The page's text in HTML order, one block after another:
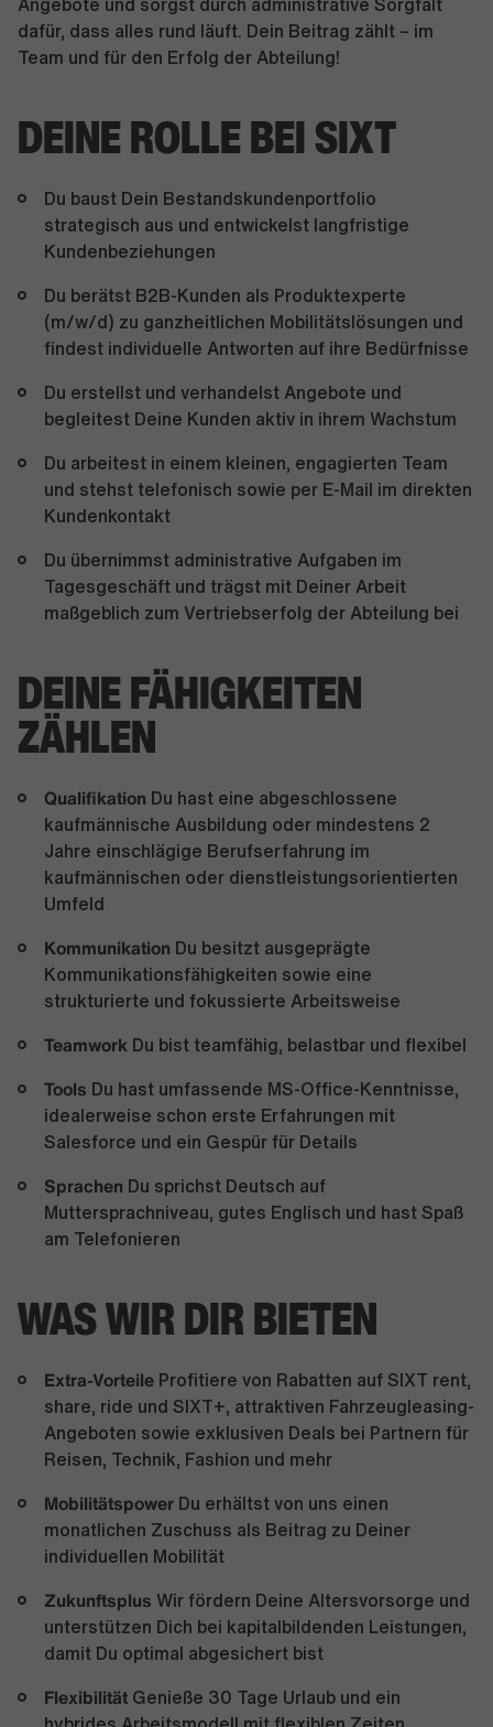
Angebote und sorgst durch administrative Sorgfalt
dafür, dass alles rund läuft. Dein Beitrag zählt – im
Team und für den Erfolg der Abteilung!
DEINE ROLLE BEI SIXT
Du baust Dein Bestandskundenportfolio
strategisch aus und entwickelst langfristige
Kundenbeziehungen
Du berätst B2B-Kunden als Produktexperte
(m/w/d) zu ganzheitlichen Mobilitätslösungen und
findest individuelle Antworten auf ihre Bedürfnisse
Du erstellst und verhandelst Angebote und
begleitest Deine Kunden aktiv in ihrem Wachstum
Du arbeitest in einem kleinen, engagierten Team
und stehst telefonisch sowie per E-Mail im direkten
Kundenkontakt
Du übernimmst administrative Aufgaben im
Tagesgeschäft und trägst mit Deiner Arbeit
maßgeblich zum Vertriebserfolg der Abteilung bei
DEINE FÄHIGKEITEN
ZÄHLEN
Qualifikation Du hast eine abgeschlossene
kaufmännische Ausbildung oder mindestens 2
Jahre einschlägige Berufserfahrung im
kaufmännischen oder dienstleistungsorientierten
Umfeld
Kommunikation Du besitzt ausgeprägte
Kommunikationsfähigkeiten sowie eine
strukturierte und fokussierte Arbeitsweise
Teamwork Du bist teamfähig, belastbar und flexibel
Tools Du hast umfassende MS-Office-Kenntnisse,
idealerweise schon erste Erfahrungen mit
Salesforce und ein Gespür für Details
Sprachen Du sprichst Deutsch auf
Muttersprachniveau, gutes Englisch und hast Spaß
am Telefonieren
WAS WIR DIR BIETEN
Extra-Vorteile Profitiere von Rabatten auf SIXT rent,
share, ride und SIXT+, attraktiven Fahrzeugleasing-
Angeboten sowie exklusiven Deals bei Partnern für
Reisen, Technik, Fashion und mehr
Mobilitätspower Du erhältst von uns einen
monatlichen Zuschuss als Beitrag zu Deiner
individuellen Mobilität
Zukunftsplus Wir fördern Deine Altersvorsorge und
unterstützen Dich bei kapitalbildenden Leistungen,
damit Du optimal abgesichert bist
Flexibilität Genieße 30 Tage Urlaub und ein